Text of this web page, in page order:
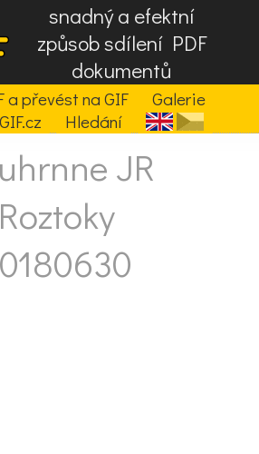
snadný a efektní
způsob sdílení PDF
dokumentů
a převést na GIF
Galerie
Hledání
JR
Roztoky